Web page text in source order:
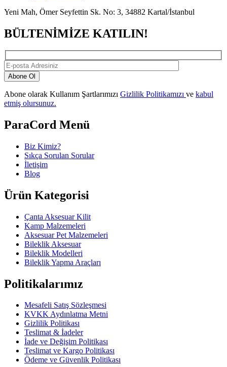
Yeni Mah, Ömer Seyfettin Sk. No: 3, 34882 Kartal/İstanbul
BÜLTENİMİZE KATILIN!
Abone Ol
Abone olarak Kullanım Şartlarımızı Gizlilik Politikamızı ve kabul
etmiş olursunuz.
ParaCord Menü
Biz Kimiz?
Sıkça Sorulan Sorular
İletişim
Blog
Ürün Kategorisi
Çanta Aksesuar Kilit
Kamp Malzemeleri
Aksesuar Pet Malzemeleri
Bileklik Aksesuar
Bileklik Modelleri
Bileklik Yapma Araçları
Politikalarımız
Mesafeli Satış Sözleşmesi
KVKK Aydınlatma Metni
Gizlilik Politikası
Teslimat & İadeler
İade ve Değişim Politikası
Teslimat ve Kargo Politikası
Ödeme ve Güvenlik Politikası